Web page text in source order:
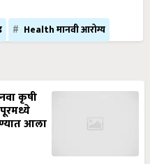
Health मानवी आरोग्य
कृषी
आला